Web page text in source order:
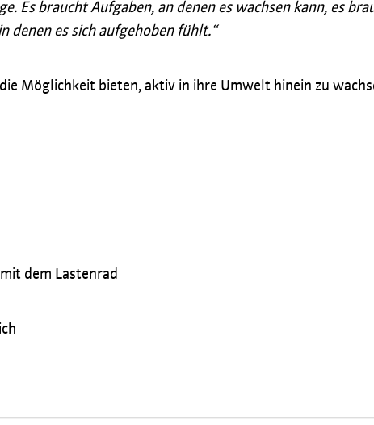
Es braucht Aufgaben, an denen es wachsen kann, es
denen es sich aufgehoben fühlt.“
Möglichkeit bieten, aktiv in ihre Umwelt hinein zu
dem Lastenrad